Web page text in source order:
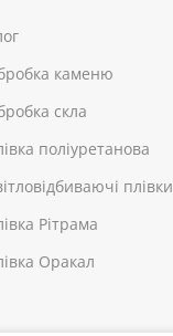
каменю
скла
поліуретанова
плівки
Рітрама
Оракал